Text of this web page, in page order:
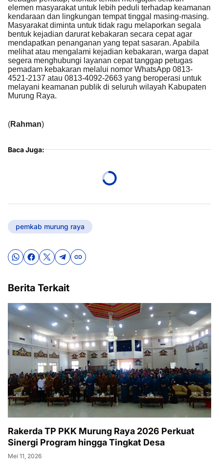
elemen masyarakat untuk lebih peduli terhadap keamanan
kendaraan dan lingkungan tempat tinggal masing-masing.
Masyarakat diminta untuk tidak ragu melaporkan segala
bentuk kejadian darurat kebakaran secara cepat agar
mendapatkan penanganan yang tepat sasaran. Apabila
melihat atau mengalami kejadian kebakaran, warga dapat
segera menghubungi layanan cepat tanggap petugas
pemadam kebakaran melalui nomor WhatsApp 0813-
4521-2137 atau 0813-4092-2663 yang beroperasi untuk
melayani keamanan publik di seluruh wilayah Kabupaten
Murung Raya.
(Rahman)
Baca Juga:
pemkab murung raya
Berita Terkait
Rakerda TP PKK Murung Raya 2026 Perkuat
Sinergi Program hingga Tingkat Desa
Mei 11, 2026